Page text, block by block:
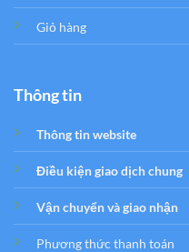
Giỏ hàng
Thông tin
Thông tin website
Điều kiện giao dịch chung
Vận chuyển và giao nhận
Phương thức thanh toán